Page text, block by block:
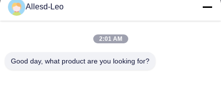
ประสบการณ์ 16 ปี ในฐานะผู้ผลิตและผู้ส่งออกผลิตภัณฑ์ ESD &
Cleanroom ชั้นนำ เราขอเสนออุปกรณ์และวัสดุสิ้นเปลือง ESD &
บ้าน
สินค้า
Allesd-Leo
2:01 AM
Good day, what product are you looking for?